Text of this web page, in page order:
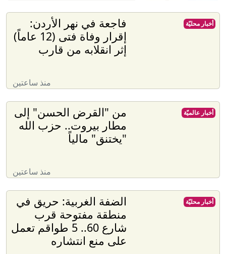
فاجعة في نهر الأردن:
إقرار وفاة فتى (12 عاماً)
إثر انقلابه من قارب
منذ ساعتين
أخبار محليّة
من "القرض الحسن" إلى
مطار بيروت.. حزب الله
"يختنق" مالياً
منذ ساعتين
أخبار عالميّة
الضفة الغربية: حريق في
منطقة مفتوحة قرب
شارع 60.. 5 طواقم تعمل
على منع انتشاره
أخبار محليّة